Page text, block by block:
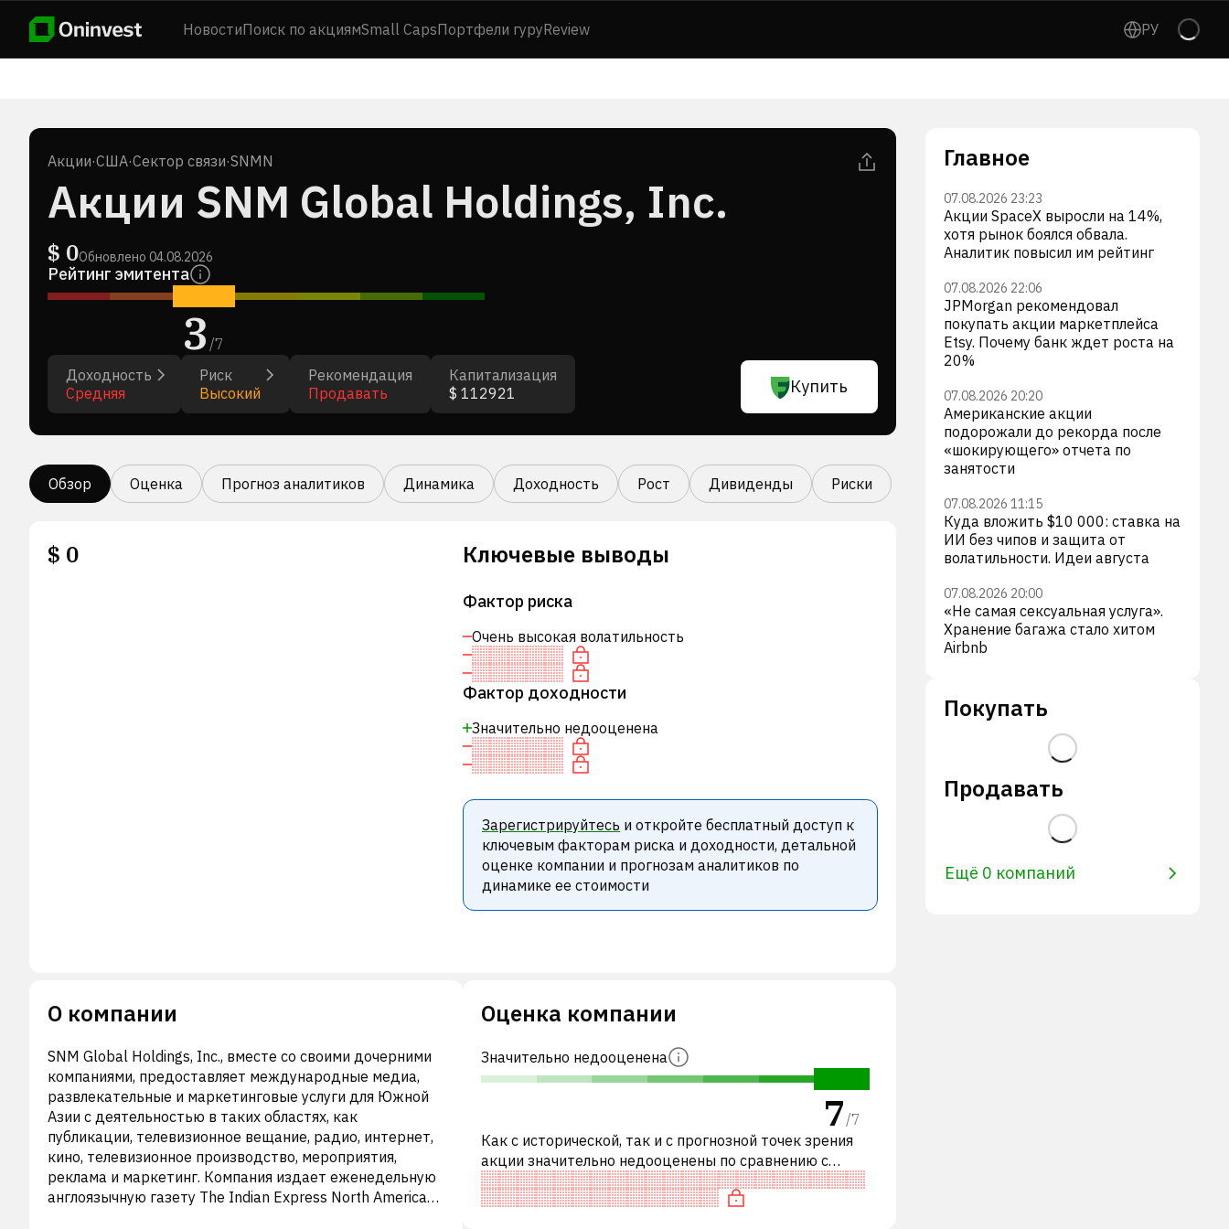
НовостиПоиск по акциямSmall CapsПортфели гуруReview РУ
Акции·США·Сектор связи·SNMN
Акции SNM Global Holdings, Inc.
$ 0Обновлено 04.08.2026
Рейтинг эмитента
3/7
Доходность
Средняя
Риск
Высокий
Рекомендация
Продавать
Капитализация
$ 112921
Купить
Обзор Оценка Прогноз аналитиков Динамика Доходность Рост Дивиденды Риски
$ 0 Ключевые выводы
Фактор риска
Очень высокая волатильность
Фактор доходности
Значительно недооценена
Зарегистрируйтесь и откройте бесплатный доступ к
ключевым факторам риска и доходности, детальной
оценке компании и прогнозам аналитиков по
динамике ее стоимости
О компании
SNM Global Holdings, Inc., вместе со своими дочерними
компаниями, предоставляет международные медиа,
развлекательные и маркетинговые услуги для Южной
Азии с деятельностью в таких областях, как
публикации, телевизионное вещание, радио, интернет,
кино, телевизионное производство, мероприятия,
реклама и маркетинг. Компания издает еженедельную
англоязычную газету The Indian Express North American
Оценка компании
Значительно недооценена
7 /7
Как с исторической, так и с прогнозной точек зрения
акции значительно недооценены по сравнению с
аналогичными акциями. В частности, акция компании
недооценена по P/E, «де
Главное
07.08.2026 23:23
Акции SpaceX выросли на 14%,
хотя рынок боялся обвала.
Аналитик повысил им рейтинг
07.08.2026 22:06
JPMorgan рекомендовал
покупать акции маркетплейса
Etsy. Почему банк ждет роста на
20%
07.08.2026 20:20
Американские акции
подорожали до рекорда после
«шокирующего» отчета по
занятости
07.08.2026 11:15
Куда вложить $10 000: ставка на
ИИ без чипов и защита от
волатильности. Идеи августа
07.08.2026 20:00
«Не самая сексуальная услуга».
Хранение багажа стало хитом
Airbnb
Покупать
Продавать
Ещё 0 компаний